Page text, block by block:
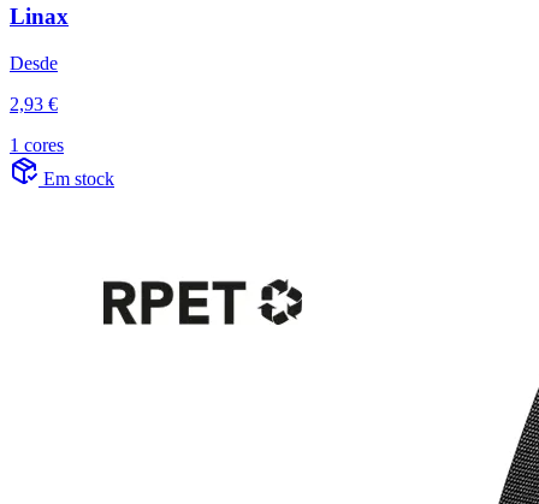
Linax
Desde
2,93 €
1 cores
Em stock